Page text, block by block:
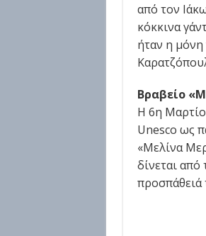
από τον
κόκκινα
ήταν η
Βραβείο
H 6η
Unesco ως
«Μελίνα
δίνεται
προσπάθειά